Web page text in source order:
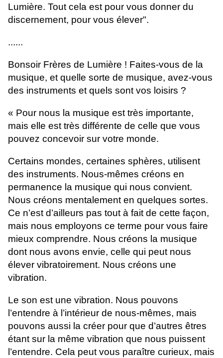
Lumière. Tout cela est pour vous donner du
discernement, pour vous élever".
......
Bonsoir Frères de Lumière ! Faites-vous de la
musique, et quelle sorte de musique, avez-vous
des instruments et quels sont vos loisirs ?
« Pour nous la musique est très importante,
mais elle est très différente de celle que vous
pouvez concevoir sur votre monde.
Certains mondes, certaines sphères, utilisent
des instruments. Nous-mêmes créons en
permanence la musique qui nous convient.
Nous créons mentalement en quelques sortes.
Ce n’est d’ailleurs pas tout à fait de cette façon,
mais nous employons ce terme pour vous faire
mieux comprendre. Nous créons la musique
dont nous avons envie, celle qui peut nous
élever vibratoirement. Nous créons une
vibration.
Le son est une vibration. Nous pouvons
l’entendre à l’intérieur de nous-mêmes, mais
pouvons aussi la créer pour que d’autres êtres
étant sur la même vibration que nous puissent
l’entendre. Cela peut vous paraître curieux, mais